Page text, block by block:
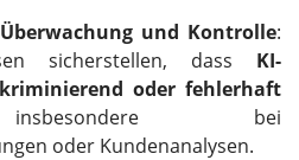
und Kontrolle:
sicherstellen, dass KI-
oder fehlerhaft
bei
oder Kundenanalysen.